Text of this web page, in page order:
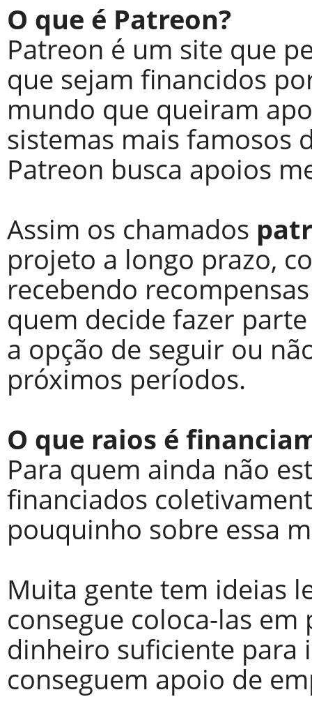
O que é Patreon?
Patreon é um site que
que sejam financidos
mundo que queiram
sistemas mais famosos
Patreon busca apoios
Assim os chamados
projeto a longo prazo,
recebendo
quem decide fazer
a opção de seguir ou
próximos períodos.
O que raios é
Para quem ainda não
financiados
pouquinho sobre essa
Muita gente tem ideias
consegue coloca-las
dinheiro suficiente para
conseguem apoio de